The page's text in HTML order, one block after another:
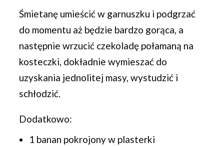
Śmietanę umieścić w garnuszku i podgrzać
do momentu aż będzie bardzo gorąca, a
następnie wrzucić czekoladę połamaną na
kosteczki, dokładnie wymieszać do
uzyskania jednolitej masy, wystudzić i
schłodzić.
Dodatkowo:
1 banan pokrojony w plasterki